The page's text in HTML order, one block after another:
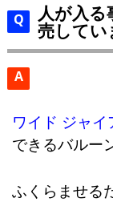
人が入
売してい
A
ワイド ジャ
できるバルー
ふくらませる